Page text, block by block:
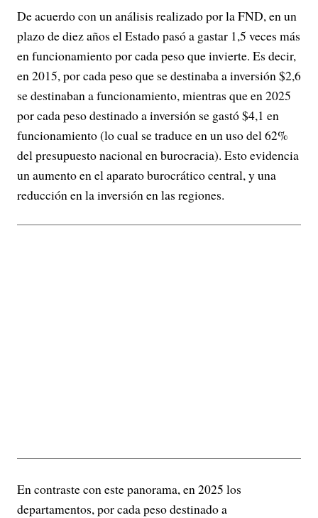
De acuerdo con un análisis realizado por la FND, en un
plazo de diez años el Estado pasó a gastar 1,5 veces más
en funcionamiento por cada peso que invierte. Es decir,
en 2015, por cada peso que se destinaba a inversión $2,6
se destinaban a funcionamiento, mientras que en 2025
por cada peso destinado a inversión se gastó $4,1 en
funcionamiento (lo cual se traduce en un uso del 62%
del presupuesto nacional en burocracia). Esto evidencia
un aumento en el aparato burocrático central, y una
reducción en la inversión en las regiones.
En contraste con este panorama, en 2025 los
departamentos, por cada peso destinado a